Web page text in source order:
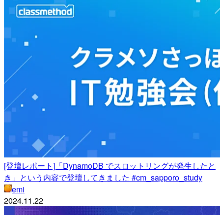
[登壇レポート]「DynamoDB でスロットリングが発生したと
き」という内容で登壇してきました #cm_sapporo_study
emi
2024.11.22